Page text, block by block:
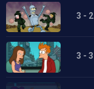
3 - 2
3 - 3